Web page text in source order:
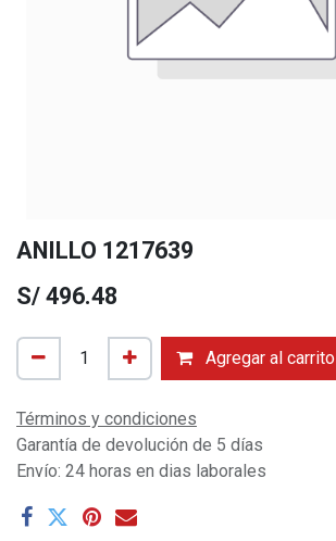
ANILLO 1217639
S/ 496.48
Agregar al carrito
Términos y condiciones
Garantía de devolución de 5 días
Envío: 24 horas en dias laborales